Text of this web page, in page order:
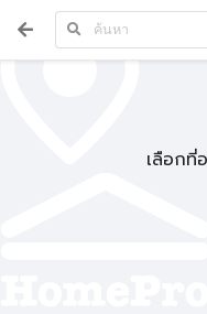
เลือกที่